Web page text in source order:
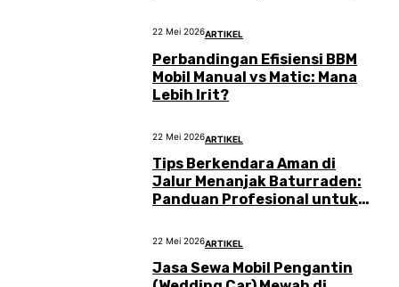
22 Mei 2026ARTIKEL
Perbandingan Efisiensi BBM
Mobil Manual vs Matic: Mana
Lebih Irit?
22 Mei 2026ARTIKEL
Tips Berkendara Aman di
Jalur Menanjak Baturraden:
Panduan Profesional untuk
22 Mei 2026ARTIKEL
Jasa Sewa Mobil Pengantin